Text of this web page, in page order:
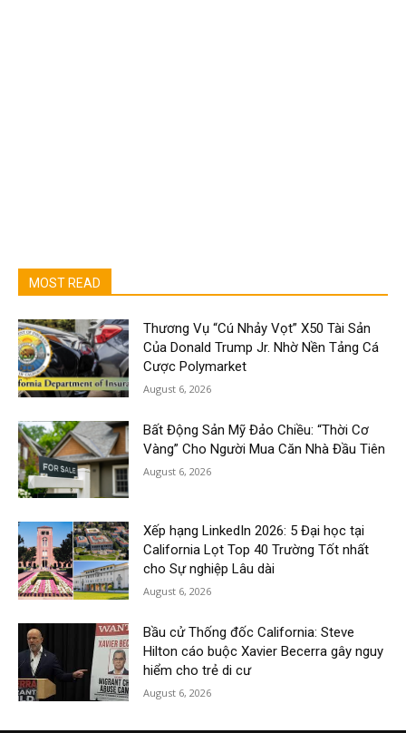
MOST READ
Thương Vụ “Cú Nhảy Vọt” X50 Tài Sản
Của Donald Trump Jr. Nhờ Nền Tảng Cá
Cược Polymarket
August 6, 2026
Bất Động Sản Mỹ Đảo Chiều: “Thời Cơ
Vàng” Cho Người Mua Căn Nhà Đầu Tiên
August 6, 2026
Xếp hạng LinkedIn 2026: 5 Đại học tại
California Lọt Top 40 Trường Tốt nhất
cho Sự nghiệp Lâu dài
August 6, 2026
Bầu cử Thống đốc California: Steve
Hilton cáo buộc Xavier Becerra gây nguy
hiểm cho trẻ di cư
August 6, 2026